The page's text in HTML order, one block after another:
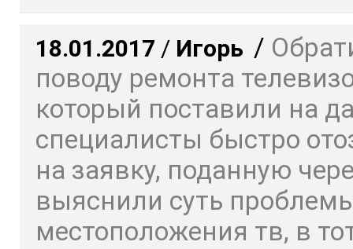
18.01.2017 / Игорь /
поводу ремонта
который поставили на
специалисты быстро
на заявку, поданную
выяснили суть
местоположения тв, в